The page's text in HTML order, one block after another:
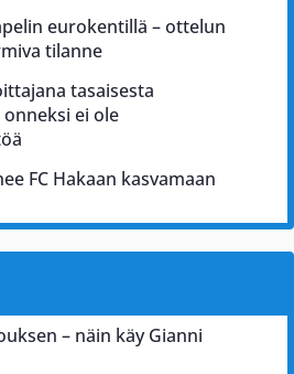
eurokentillä – ottelun
tilanne
tasaisesta
ei ole
FC Hakaan kasvamaan
– näin käy Gianni